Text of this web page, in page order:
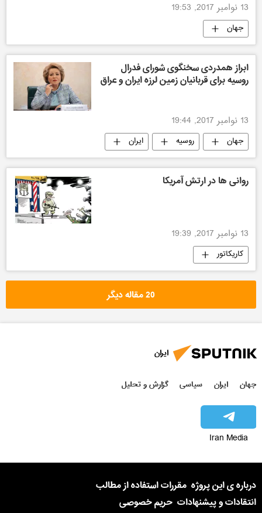
13 نوامبر 2017, 19:53
جهان
ابراز همدردی سخنگوی شورای فدرال
روسیه برای قربانیان زمین لرزه ایران و عراق
13 نوامبر 2017, 19:44
جهان روسیه ایران
روانی ها در ارتش آمریکا
13 نوامبر 2017, 19:39
کاریکاتور
20 مقاله دیگر
ایران
جهان ایران سیاسی گزارش و تحلیل
Iran Media
درباره ی این پروژه مقررات استفاده از مطالب
انتقادات و پیشنهادات حریم خصوصی